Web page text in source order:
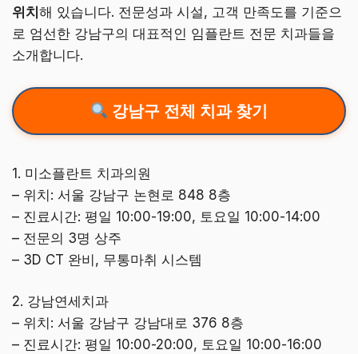
위치 해 있습니다. 전문성과 시설, 고객 만족도를 기준으
로 엄선한 강남구의 대표적인 임플란트 전문 치과들을
소개합니다.
강남구 전체 치과 찾기
1. 미소플란트 치과의원
– 위치: 서울 강남구 논현로 848 8층
– 진료시간: 평일 10:00-19:00, 토요일 10:00-14:00
– 전문의 3명 상주
– 3D CT 완비, 무통마취 시스템
2. 강남연세치과
– 위치: 서울 강남구 강남대로 376 8층
– 진료시간: 평일 10:00-20:00, 토요일 10:00-16:00